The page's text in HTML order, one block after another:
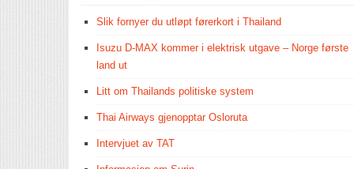
Slik fornyer du utløpt førerkort i Thailand
Isuzu D-MAX kommer i elektrisk utgave – Norge første
land ut
Litt om Thailands politiske system
Thai Airways gjenopptar Osloruta
Intervjuet av TAT